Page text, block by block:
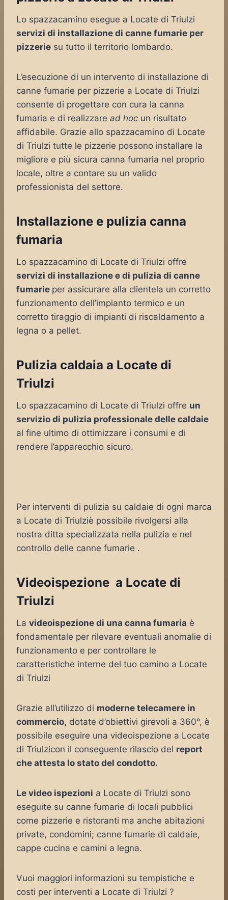
Lo spazzacamino esegue a Locate di Triulzi
servizi di installazione di canne fumarie per
pizzerie su tutto il territorio lombardo.
L’esecuzione di un intervento di installazione di
canne fumarie per pizzerie a Locate di Triulzi
consente di progettare con cura la canna
fumaria e di realizzare ad hoc un risultato
affidabile. Grazie allo spazzacamino di Locate
di Triulzi tutte le pizzerie possono installare la
migliore e più sicura canna fumaria nel proprio
locale, oltre a contare su un valido
professionista del settore.
Installazione e pulizia canna
fumaria
Lo spazzacamino di Locate di Triulzi offre
servizi di installazione e di pulizia di canne
fumarie per assicurare alla clientela un corretto
funzionamento dell’impianto termico e un
corretto tiraggio di impianti di riscaldamento a
legna o a pellet.
Pulizia caldaia a Locate di
Triulzi
Lo spazzacamino di Locate di Triulzi offre un
servizio di pulizia professionale delle caldaie
al fine ultimo di ottimizzare i consumi e di
rendere l’apparecchio sicuro.
Per interventi di pulizia su caldaie di ogni marca
a Locate di Triulziè possibile rivolgersi alla
nostra ditta specializzata nella pulizia e nel
controllo delle canne fumarie .
Videoispezione a Locate di
Triulzi
La videoispezione di una canna fumaria è
fondamentale per rilevare eventuali anomalie di
funzionamento e per controllare le
caratteristiche interne del tuo camino a Locate
di Triulzi
Grazie all’utilizzo di moderne telecamere in
commercio, dotate d’obiettivi girevoli a 360°, è
possibile eseguire una videoispezione a Locate
di Triulzicon il conseguente rilascio del report
che attesta lo stato del condotto.
Le video ispezioni a Locate di Triulzi sono
eseguite su canne fumarie di locali pubblici
come pizzerie e ristoranti ma anche abitazioni
private, condomini; canne fumarie di caldaie,
cappe cucina e camini a legna.
Vuoi maggiori informazioni su tempistiche e
costi per interventi a Locate di Triulzi ?